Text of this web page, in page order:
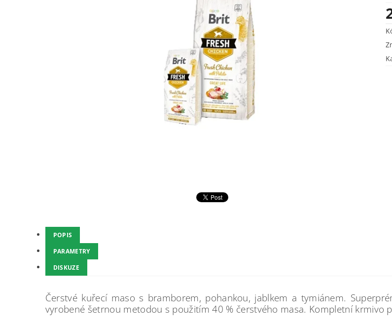
POPIS
PARAMETRY
DISKUZE
Čerstvé kuřecí maso s bramborem, pohankou, jablkem a tymiánem.
vyrobené šetrnou metodou s použitím 40 % čerstvého masa. Kompletní krmivo